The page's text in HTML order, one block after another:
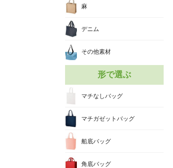
麻
デニム
その他素材
形で選ぶ
マチなしバッグ
マチガゼットバッグ
船底バッグ
角底バッグ